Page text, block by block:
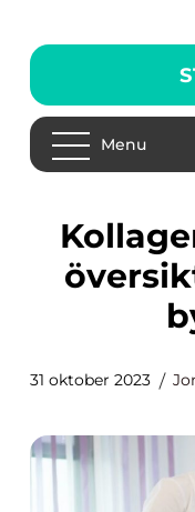
Menu
Kollagen: En grundlig
31 oktober 2023